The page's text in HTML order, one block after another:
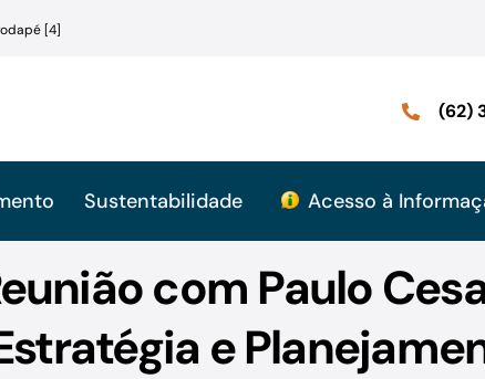
[4]
(62)
Sustentabilidade Acesso à
com Paulo
e